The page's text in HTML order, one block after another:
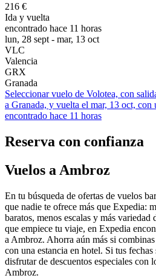
216 €
Ida y vuelta
encontrado hace 11 horas
lun, 28 sept - mar, 13 oct
VLC
Valencia
GRX
Granada
Seleccionar vuelo de Volotea, con
a Granada, y vuelta el mar, 13 oct, con
encontrado hace 11 horas
Reserva con confianza
Vuelos a Ambroz
En tu búsqueda de ofertas de vuelos
que nadie te ofrece más que Expedia:
baratos, menos escalas y más
que empiece tu viaje, en Expedia
a Ambroz. Ahorra aún más si
con una estancia en hotel. Si tus
disfrutar de descuentos especiales con
Ambroz.